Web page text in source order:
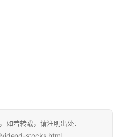
如若转载，请注明出处：